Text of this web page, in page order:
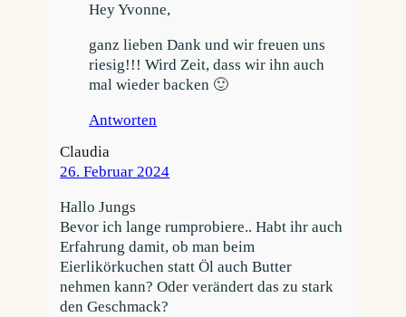
Hey Yvonne,
ganz lieben Dank und wir freuen uns
riesig!!! Wird Zeit, dass wir ihn auch
mal wieder backen 🙂
Antworten
Claudia
26. Februar 2024
Hallo Jungs
Bevor ich lange rumprobiere.. Habt ihr auch
Erfahrung damit, ob man beim
Eierlikörkuchen statt Öl auch Butter
nehmen kann? Oder verändert das zu stark
den Geschmack?